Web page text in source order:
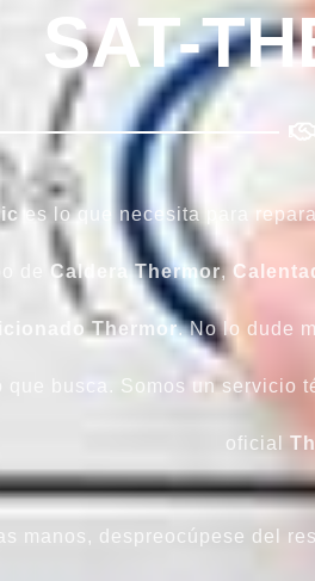
SAT-
es lo que necesita para
Caldera Thermor,
Thermor. No lo dude
que busca. Somos un servicio
oficial
manos, despreocúpese del